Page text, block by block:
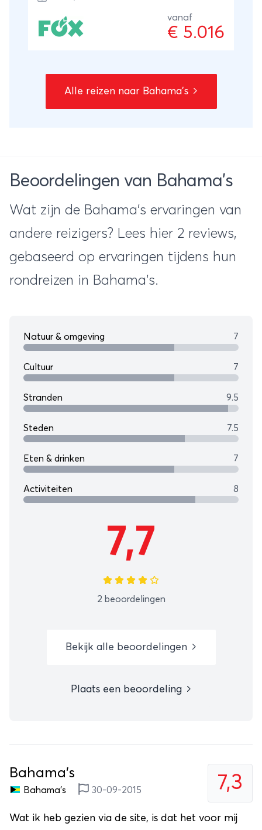
vanaf
€ 5.016
Alle reizen naar Bahama's
Beoordelingen van Bahama's
Wat zijn de Bahama's ervaringen van
andere reizigers? Lees hier 2 reviews,
gebaseerd op ervaringen tijdens hun
rondreizen in Bahama's.
Natuur & omgeving 7
Cultuur 7
Stranden 9.5
Steden 7.5
Eten & drinken 7
Activiteiten 8
7,7
2 beoordelingen
Bekijk alle beoordelingen
Plaats een beoordeling
7,3
Bahama's
Bahama's 30-09-2015
Wat ik heb gezien via de site, is dat het voor mij